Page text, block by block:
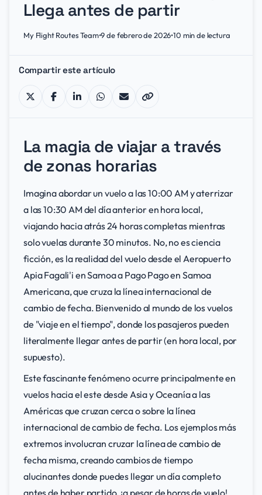
Llega antes de partir
My Flight Routes Team•9 de febrero de 2026•10 min de lectura
Compartir este artículo
La magia de viajar a través
de zonas horarias
Imagina abordar un vuelo a las 10:00 AM y aterrizar
a las 10:30 AM del día anterior en hora local,
viajando hacia atrás 24 horas completas mientras
solo vuelas durante 30 minutos. No, no es ciencia
ficción, es la realidad del vuelo desde el Aeropuerto
Apia Fagali'i en Samoa a Pago Pago en Samoa
Americana, que cruza la línea internacional de
cambio de fecha. Bienvenido al mundo de los vuelos
de "viaje en el tiempo", donde los pasajeros pueden
literalmente llegar antes de partir (en hora local, por
supuesto).
Este fascinante fenómeno ocurre principalmente en
vuelos hacia el este desde Asia y Oceanía a las
Américas que cruzan cerca o sobre la línea
internacional de cambio de fecha. Los ejemplos más
extremos involucran cruzar la línea de cambio de
fecha misma, creando cambios de tiempo
alucinantes donde puedes llegar un día completo
antes de haber partido, ¡a pesar de horas de vuelo!